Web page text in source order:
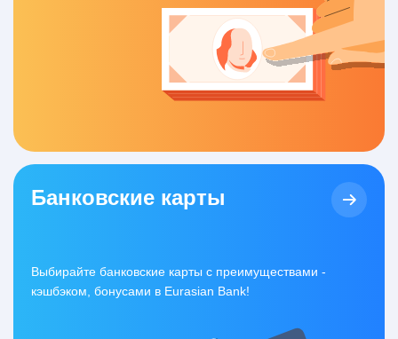
Банковские карты
Выбирайте банковские карты с преимуществами -
кэшбэком, бонусами в Eurasian Bank!